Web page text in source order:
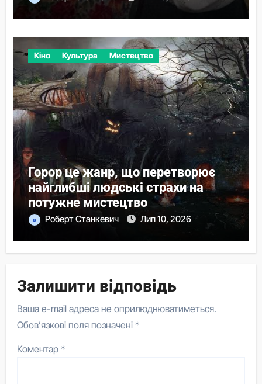
Кіно Культура Мистецтво
Горор це жанр, що перетворює
найглибші людські страхи на
потужне мистецтво
Роберт Станкевич Лип 10, 2026
Залишити відповідь
Ваша e-mail адреса не оприлюднюватиметься.
Обов’язкові поля позначені*
Коментар*